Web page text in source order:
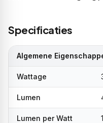
Specificaties
Algemene
Wattage
Lumen
Lumen per Watt